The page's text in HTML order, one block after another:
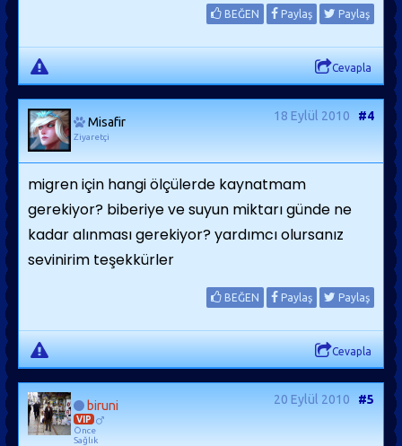
BEĞEN Paylaş Paylaş
Cevapla
Misafir
Ziyaretçi
18 Eylül 2010 #4
migren için hangi ölçülerde kaynatmam
gerekiyor? biberiye ve suyun miktarı günde ne
kadar alınması gerekiyor? yardımcı olursanız
sevinirim teşekkürler
BEĞEN Paylaş Paylaş
Cevapla
biruni
VIP
Önce
Sağlık
20 Eylül 2010 #5